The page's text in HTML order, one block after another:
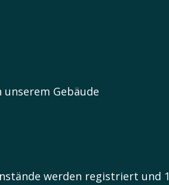
Gebäude
werden registriert und 1